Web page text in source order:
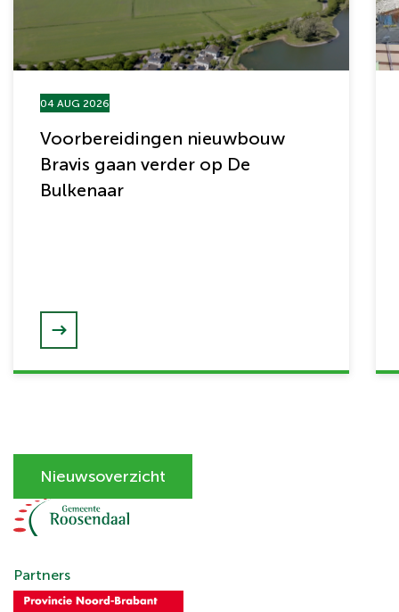
04 AUG 2026
Voorbereidingen nieuwbouw
Bravis gaan verder op De
Bulkenaar
Nieuwsoverzicht
Partners